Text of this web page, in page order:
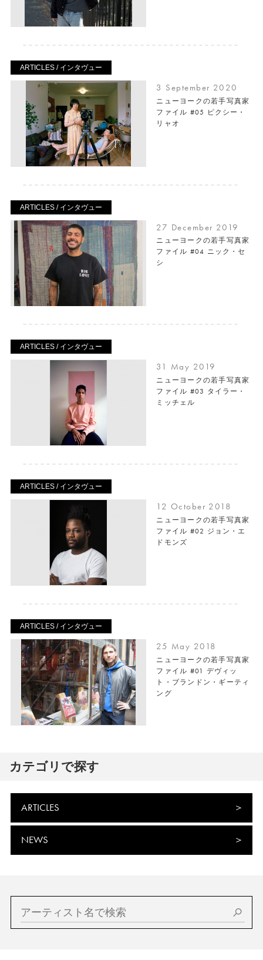
ARTICLES / インタヴュー
3 September 2020
ニューヨークの若手写真家
ファイル #05 ピクシー・
リャオ
ARTICLES / インタヴュー
27 December 2019
ニューヨークの若手写真家
ファイル #04 ニック・セ
シ
ARTICLES / インタヴュー
31 May 2019
ニューヨークの若手写真家
ファイル #03 タイラー・
ミッチェル
ARTICLES / インタヴュー
12 October 2018
ニューヨークの若手写真家
ファイル #02 ジョン・エ
ドモンズ
ARTICLES / インタヴュー
25 May 2018
ニューヨークの若手写真家
ファイル #01 デヴィッ
ト・ブランドン・ギーティ
ング
カテゴリで探す
ARTICLES
NEWS